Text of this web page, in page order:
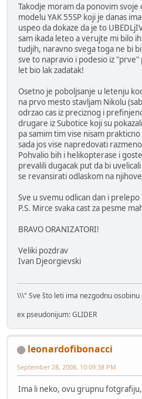
Takodje moram da ponovim
modelu YAK 55SP koji je danas
uspeo da dokaze da je to
sam ikada leteo a verujte mi bilo
tudjih, naravno svega toga ne bi
sve to napravio i podesio iz
let bio lak zadatak!
Osetno je poboljsanje u letenju
na prvo mesto stavljam Nikolu
odrzao cas iz preciznog i
drugare iz Subotice koji su
pa samim tim vise nisam
sada jos vise napredovati
Pohvalio bih i helikopterase i
prevalili dugacak put da bi
se revansirati odlaskom na
Sve u svemu odlican dan i
P.S. Mirce svaka cast za pesme
BRAVO ORANIZATORI!
Veliki pozdrav
Ivan Djeorgievski
\\\" Sve što leti ima nezgodnu
ex pseudonijum: GLIDER
leonardofibonacci
September 28, 2008, 10:09:38 PM
Ima li neko, ovu grupnu